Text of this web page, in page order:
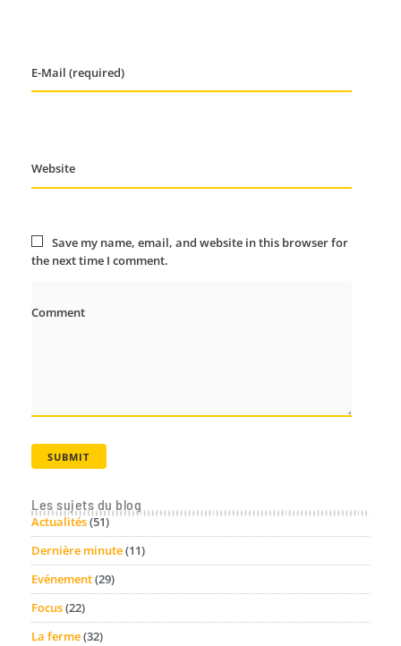
E-Mail (required)
Website
Save my name, email, and website in this browser for
the next time I comment.
Comment
Les sujets du blog
Actualités(51)
Dernière minute(11)
Evénement(29)
Focus(22)
La ferme(32)